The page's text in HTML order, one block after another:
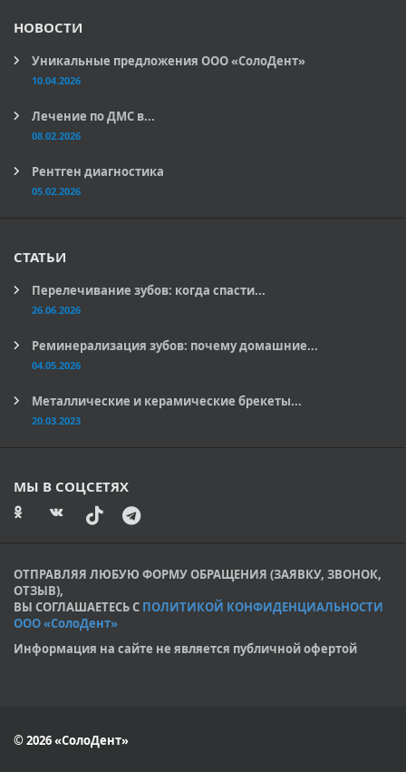
НОВОСТИ
Уникальные предложения ООО «СолоДент»
10.04.2026
Лечение по ДМС в...
08.02.2026
Рентген диагностика
05.02.2026
СТАТЬИ
Перелечивание зубов: когда спасти...
26.06.2026
Реминерализация зубов: почему домашние...
04.05.2026
Металлические и керамические брекеты...
20.03.2023
МЫ В СОЦСЕТЯХ
ОТПРАВЛЯЯ ЛЮБУЮ ФОРМУ ОБРАЩЕНИЯ (ЗАЯВКУ, ЗВОНОК,
ОТЗЫВ),
ВЫ СОГЛАШАЕТЕСЬ С ПОЛИТИКОЙ КОНФИДЕНЦИАЛЬНОСТИ
ООО «СолоДент»
Информация на сайте не является публичной офертой
© 2026 «СолоДент»